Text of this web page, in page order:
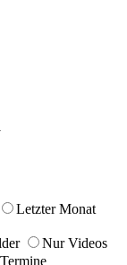
Letzter Monat
Nur Videos